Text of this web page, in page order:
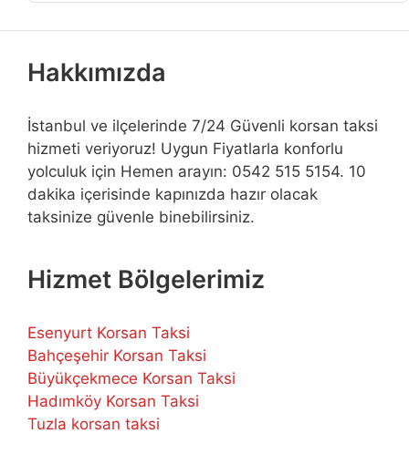
Hakkımızda
İstanbul ve ilçelerinde 7/24 Güvenli korsan taksi
hizmeti veriyoruz! Uygun Fiyatlarla konforlu
yolculuk için Hemen arayın: 0542 515 5154. 10
dakika içerisinde kapınızda hazır olacak
taksinize güvenle binebilirsiniz.
Hizmet Bölgelerimiz
Esenyurt Korsan Taksi
Bahçeşehir Korsan Taksi
Büyükçekmece Korsan Taksi
Hadımköy Korsan Taksi
Tuzla korsan taksi